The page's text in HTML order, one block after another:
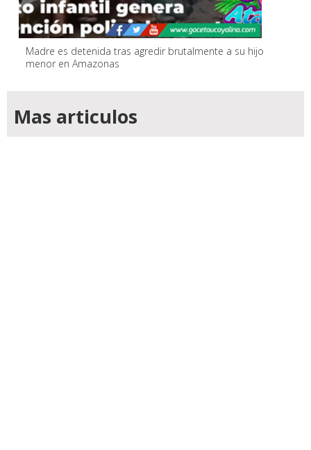
Madre es detenida tras agredir brutalmente a su hijo
menor en Amazonas
Mas articulos